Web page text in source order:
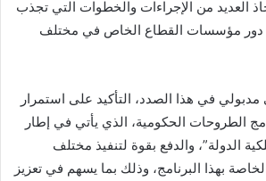
العديد من الإجراءات والخطوات التي تجذب
دور مؤسسات القطاع الخاص في مختلف
في هذا الصدد، التأكيد على استمرار
الطروحات الحكومية، الذي يأتي في إطار
الدولة”، والدفع بقوة لتنفيذ مختلف
بهذا البرنامج، وذلك بما يسهم في تعزيز